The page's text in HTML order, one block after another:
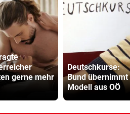
gerne mehr
Deutschkurse:
Bund übernimmt
Modell aus OÖ